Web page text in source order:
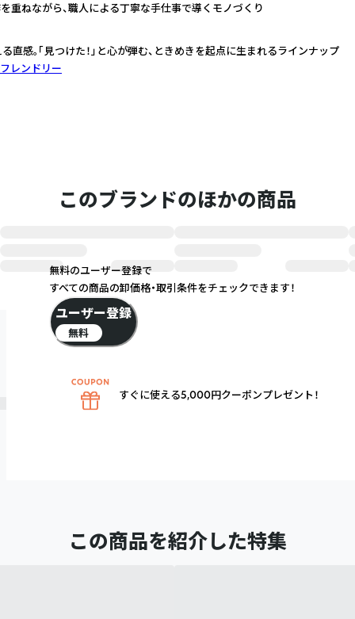
重ねながら、職人による丁寧な手仕事で導くモノづくり
直感。「見つけた！」と心が弾む、ときめきを起点に生まれるラインナップ
レンドリー
このブランドのほかの商品
この商品を紹介した特集
無料のユーザー登録で
すべての商品の卸価格・取引条件をチェックできます！
ユーザー登録
無料
すぐに使える5,000円クーポンプレゼント！